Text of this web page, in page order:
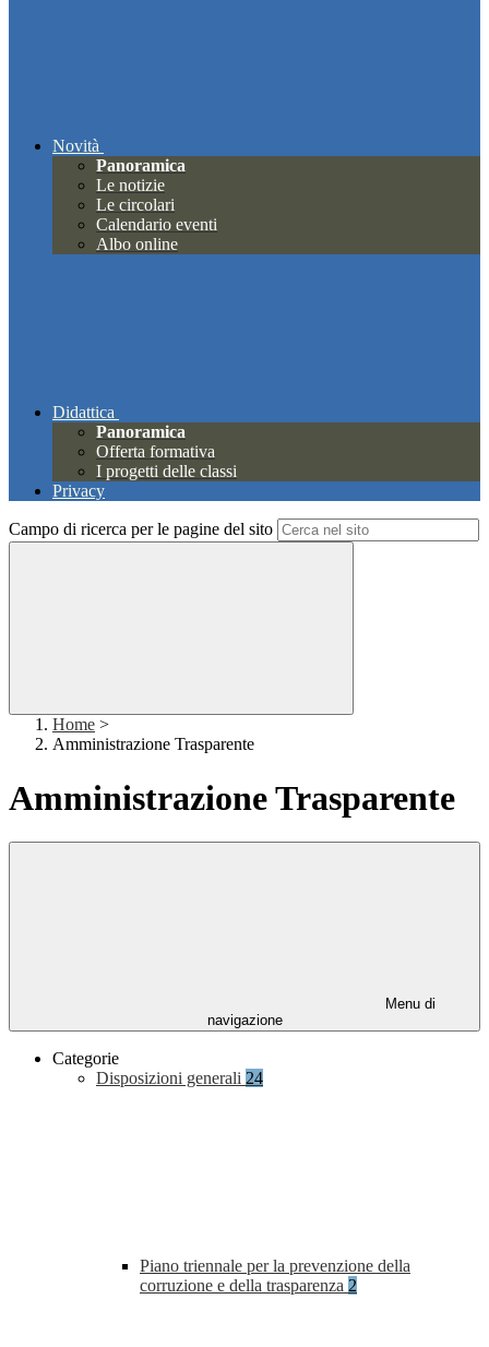
Novità
Panoramica
Le notizie
Le circolari
Calendario eventi
Albo online
Didattica
Panoramica
Offerta formativa
I progetti delle classi
Privacy
Campo di ricerca per le pagine del sito
Home >
Amministrazione Trasparente
Amministrazione Trasparente
Menu di
navigazione
Categorie
Disposizioni generali 24
Piano triennale per la prevenzione della
corruzione e della trasparenza 2